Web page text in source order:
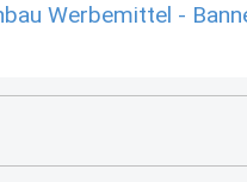
Werbemittel -